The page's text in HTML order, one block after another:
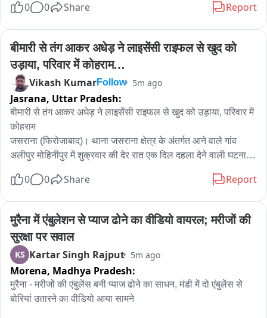
जिसका विडियो शोशल मीडिया पर वायरल हो रहा है. वायरल वीडियो में देखा
जा सकता है कि किस तरह से कमर भर पानी मे चार लोग एक गर्भवती महिला
को खटिया पर लाद कर एम्बुलेंस तक ले जा रहे हैं. आज के दौर यह तस्वीर
हर किसी को हैरान कर देने वाला है.
0 0 Share Report
बीमारी से तंग आकर अधेड़ ने लाइसेंसी राइफल से खुद को
उड़ाया, परिवार में कोहराम
जसराना (फिरोजाबाद)।
Vikash KumarFollow 5m ago
Jasrana, Uttar Pradesh:
बीमारी से तंग आकर अधेड़ ने लाइसेंसी राइफल से खुद को उड़ाया, परिवार में
कोहराम
जसराना (फिरोजाबाद)। थाना जसराना क्षेत्र के अंतर्गत आने वाले गांव
अलीपुर मोहिनीपुर में शुक्रवार की देर रात एक दिल दहला देने वाली घटना
व्यक्ति ने अपनी ही लाइसेंसी राइफल से गोली मारकर कथित तौर पर
आत्महत्या कर ली। मध्यरात्रि में हुई इस वारदात के बाद से मृतक के परिवार
में चीख-पुकार मची हुई है और पूरे गांव में सन्नाटा पसरा हुआ है।मध्यरात्रि की
घटनाप्राप्त जानकारी के अनुसार, अलीपुर मोहिनीपुर निवासी सतेंद्र कुमार
(45 वर्ष) शुक्रवार की रात अपने घर पर थे। देर रात उनके कमरे से संदिग्ध
आवाज सुनकर परिजनों की नींद खुल गई। जब परिजन वहां पहुंचे, तो सतेंद्र
कुमार मृत पाए गए। उनके पास ही उनकी लाइसेंसी राइफल मौजूद थी।
स्वास्थ्य संबंधी समस्याएं और तनावघटना की सूचना मिलने पर पुलिस मौके
पर पहुंची। परिजनों के अनुसार, सतेंद्र पिछले काफी समय से एक गंभीर
0 0 Share Report
मुरैना में एंबुलेशन से प्याज ढोने का वीडियो वायरल; मरीजों की
सुरक्षा पर सवाल
KS Kartar Singh Rajput 5m ago
Morena, Madhya Pradesh:
मुरैना - मरीजों की एंबुलेंस बनी प्याज ढोने का साधन, मंडी में दो एंबुलेंस से
बोरियां उतारने का वीडियो आया सामने